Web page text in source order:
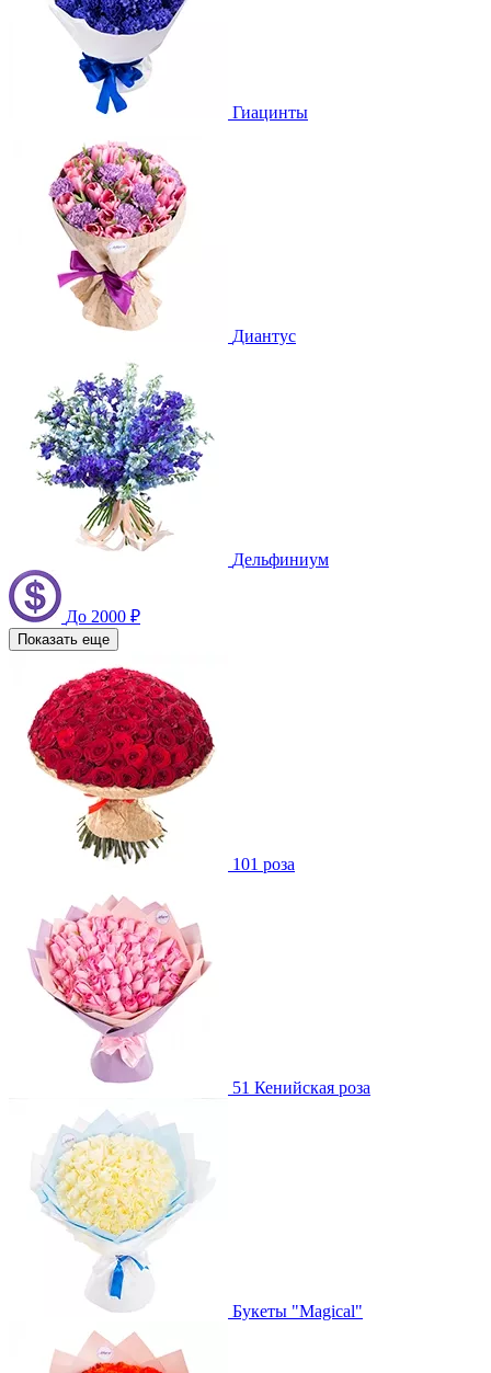
Гиацинты
Диантус
Дельфиниум
До 2000 ₽
Показать еще
101 роза
51 Кенийская роза
Букеты "Magical"